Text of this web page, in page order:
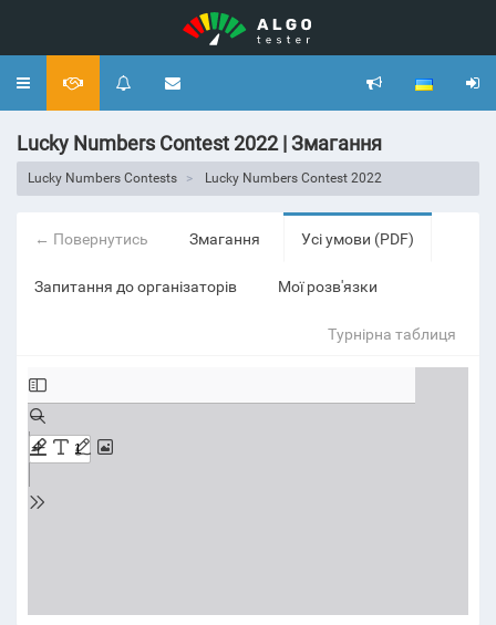
Toggle
Lucky Numbers Contest 2022 | Змагання
Lucky Numbers Contests Lucky Numbers Contest 2022
← Повернутись Змагання Усі умови (PDF)
Запитання до організаторів Мої розв'язки
Турнірна таблиця